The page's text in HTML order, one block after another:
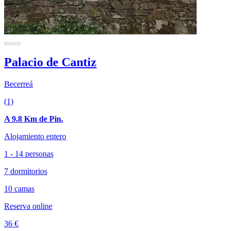
Palacio de Cantiz
Becerreá
(1)
A 9.8 Km de Pin.
Alojamiento entero
1 - 14 personas
7 dormitorios
10 camas
Reserva online
36 €